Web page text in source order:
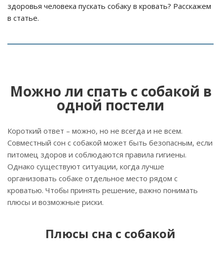
здоровья человека пускать собаку в кровать? Расскажем
в статье.
Можно ли спать с собакой в
одной постели
Короткий ответ – можно, но не всегда и не всем.
Совместный сон с собакой может быть безопасным, если
питомец здоров и соблюдаются правила гигиены.
Однако существуют ситуации, когда лучше
организовать собаке отдельное место рядом с
кроватью. Чтобы принять решение, важно понимать
плюсы и возможные риски.
Плюсы сна с собакой